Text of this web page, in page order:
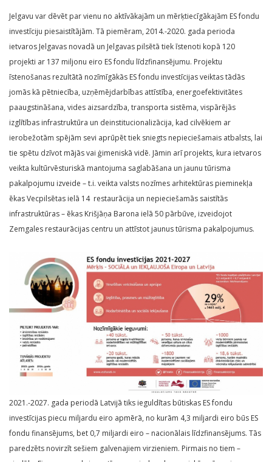
Jelgavu var dēvēt par vienu no aktīvākajām un mērķtiecīgākajām ES fondu
investīciju piesaistītājām. Tā piemēram, 2014.-2020. gada perioda
ietvaros Jelgavas novadā un Jelgavas pilsētā tiek īstenoti kopā 120
projekti ar 137 miljonu eiro ES fondu līdzfinansējumu. Projektu
īstenošanas rezultātā nozīmīgākās ES fondu investīcijas veiktas tādās
jomās kā pētniecība, uzņēmējdarbības attīstība, energoefektivitātes
paaugstināšana, vides aizsardzība, transporta sistēma, vispārējās
izglītības infrastruktūra un deinstitucionalizācija, kad cilvēkiem ar
ierobežotām spējām sevi aprūpēt tiek sniegts nepieciešamais atbalsts, lai
tie spētu dzīvot mājās vai ģimeniskā vidē. Jāmin arī projekts, kura ietvaros
veikta kultūrvēsturiskā mantojuma saglabāšana un jaunu tūrisma
pakalpojumu izveide – t.i. veikta valsts nozīmes arhitektūras pieminekļa
ēkas Vecpilsētas ielā 14 restaurācija un nepieciešamās saistītās
infrastruktūras – ēkas Krišjāņa Barona ielā 50 pārbūve, izveidojot
Zemgales restaurācijas centru un attīstot jaunus tūrisma pakalpojumus.
2021.-2027. gada periodā Latvijā tiks ieguldītas būtiskas ES fondu
investīcijas piecu miljardu eiro apmērā, no kurām 4,3 miljardi eiro būs ES
fondu finansējums, bet 0,7 miljardi eiro – nacionālais līdzfinansējums. Tās
paredzēts novirzīt sešiem galvenajiem virzieniem. Pirmais no tiem –